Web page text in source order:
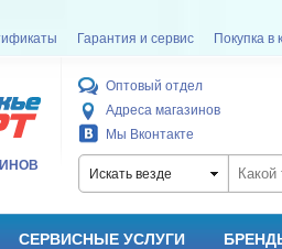
Гарантия и сервис Покупка в
Оптовый отдел
Адреса магазинов
Мы Вконтакте
Искать везде
СЕРВИСНЫЕ УСЛУГИ